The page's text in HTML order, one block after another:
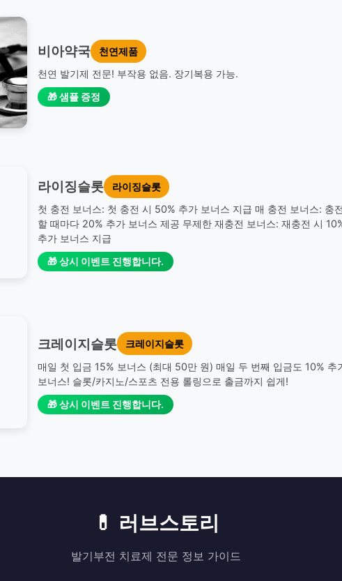
비아약국
천연제품
천연 발기제 전문! 부작용 없음. 장기복용 가능.
🎁 샘플 증정
라이징슬롯
라이징슬롯
첫 충전 보너스: 첫 충전 시 50% 추가 보너스 지급 매 충전 보너스: 충전
할 때마다 20% 추가 보너스 제공 무제한 재충전 보너스: 재충전 시
추가 보너스 지급
🎁 상시 이벤트 진행합니다.
크레이지슬롯
크레이지슬롯
매일 첫 입금 15% 보너스 (최대 50만 원) 매일 두 번째 입금도 10% 추
보너스! 슬롯/카지노/스포츠 전용 롤링으로 출금까지 쉽게!
🎁 상시 이벤트 진행합니다.
💊 러브스토리
발기부전 치료제 전문 정보 가이드